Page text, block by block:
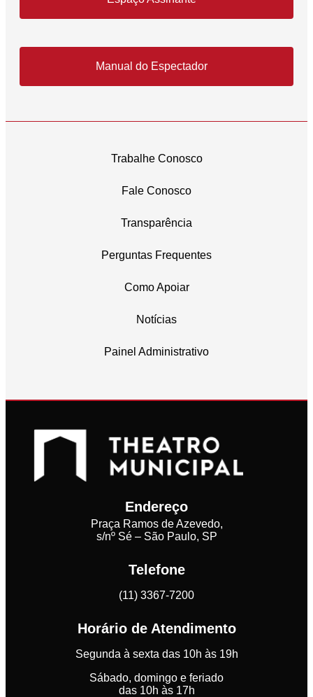
Manual do Espectador
Trabalhe Conosco
Fale Conosco
Transparência
Perguntas Frequentes
Como Apoiar
Notícias
Painel Administrativo
Endereço
Praça Ramos de Azevedo,
s/nº Sé – São Paulo, SP
Telefone
(11) 3367-7200
Horário de Atendimento
Segunda à sexta das 10h às 19h
Sábado, domingo e feriado
das 10h às 17h